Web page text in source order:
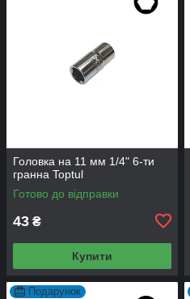
Головка на 11 мм 1/4" 6-ти
гранна Toptul
Готово до відправки
43 ₴
Купити
Подарунок